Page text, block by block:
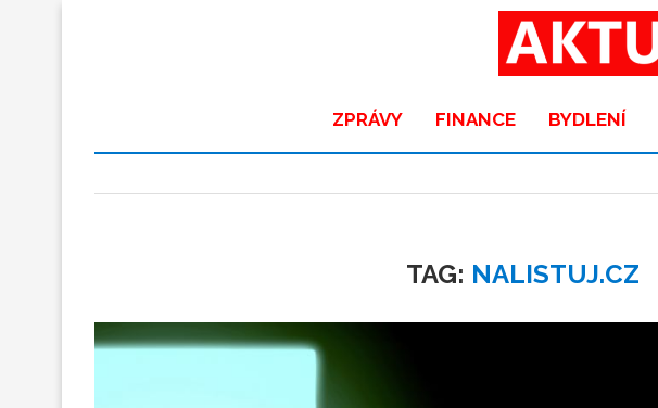
ZPRÁVY FINANCE BYDLENÍ
TAG: NALISTUJ.CZ